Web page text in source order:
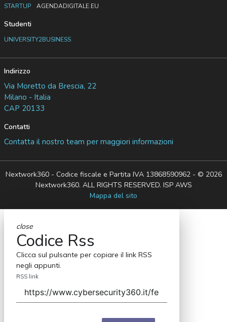
STARTUP
AGENDADIGITALE.EU
Studenti
UNIVERSITY2BUSINESS
Indirizzo
Via Moretto da Brescia, 22
Milano - Italia
CAP 20133
Contatti
Contatta il nostro team per maggiori informazioni
Nextwork360 - Codice fiscale e Partita IVA 13868590962 - © 2026
Nextwork360. ALL RIGHTS RESERVED. ISP AWS
Mappa del sito
close
Codice Rss
Clicca sul pulsante per copiare il link RSS
negli appunti.
RSS link